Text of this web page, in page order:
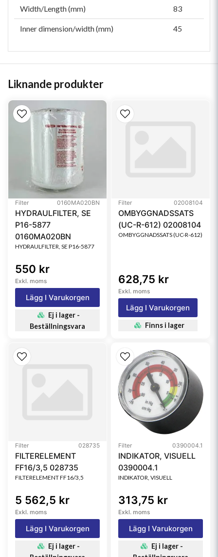
Width/Length (mm) 83
Inner dimension/width (mm) 45
Liknande produkter
Filter 0160MA020BN
HYDRAULFILTER, SE
P16-5877
0160MA020BN
HYDRAULFILTER, SE P16-5877
550 kr
Exkl. moms
Lägg I Varukorgen
Ej i lager -
Beställningsvara
Filter 02008104
OMBYGGNADSSATS
(UC-R-612) 02008104
OMBYGGNADSSATS (UC-R-612)
628,75 kr
Exkl. moms
Lägg I Varukorgen
Finns i lager
Filter 028735
FILTERELEMENT
FF16/3,5 028735
FILTERELEMENT FF16/3,5
5 562,5 kr
Exkl. moms
Lägg I Varukorgen
Ej i lager -
Filter 0390004.1
INDIKATOR, VISUELL
0390004.1
INDIKATOR, VISUELL
313,75 kr
Exkl. moms
Lägg I Varukorgen
Ej i lager -